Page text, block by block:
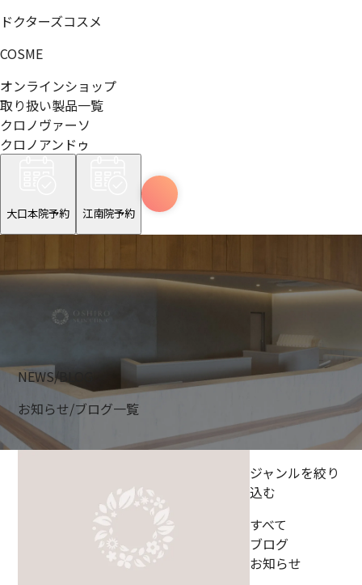
ドクターズコスメ
COSME
オンラインショップ
取り扱い製品一覧
クロノヴァーソ
クロノアンドゥ
大口本院予約 江南院予約
NEWS/BLOG
お知らせ/ブログ一覧
ジャンルを絞り
込む
すべて
ブログ
お知らせ